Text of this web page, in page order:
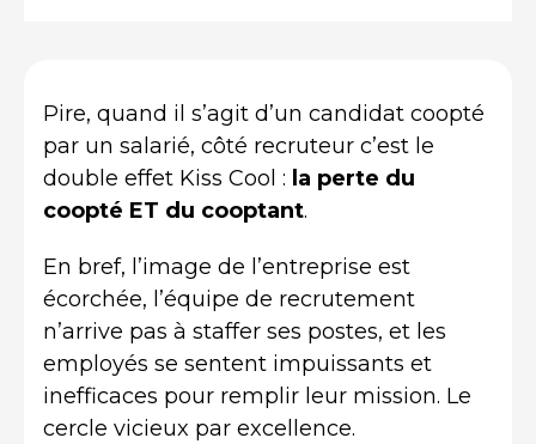
Pire, quand il s’agit d’un candidat coopté
par un salarié, côté recruteur c’est le
double effet Kiss Cool : la perte du
coopté ET du cooptant.
En bref, l’image de l’entreprise est
écorchée, l’équipe de recrutement
n’arrive pas à staffer ses postes, et les
employés se sentent impuissants et
inefficaces pour remplir leur mission. Le
cercle vicieux par excellence.